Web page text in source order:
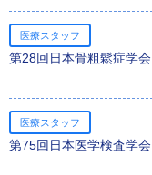
医療スタッフ
第28回日本骨粗鬆症学会
医療スタッフ
第75回日本医学検査学会